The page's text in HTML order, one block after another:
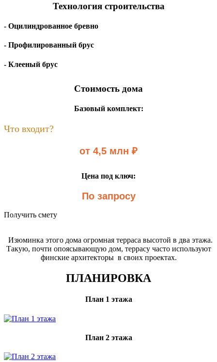
Технология строительства
- Оцилиндрованное бревно
- Профилированный брус
- Клееный брус
Стоимость дома
Базовый комплект:
Что входит?
от 4,5 млн ₽
Цена под ключ:
По запросу
Получить смету
Изюминка этого дома огромная терраса высотой в два этажа.
Такую, почти опоясывающую дом, террасу часто используют
финские архитекторы в своих проектах.
ПЛАНИРОВКА
План 1 этажа
План 2 этажа